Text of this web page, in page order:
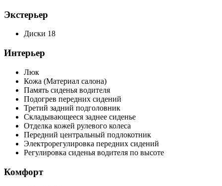
Экстерьер
Диски 18
Интерьер
Люк
Кожа (Материал салона)
Память сиденья водителя
Подогрев передних сидений
Третий задний подголовник
Складывающееся заднее сиденье
Отделка кожей рулевого колеса
Передний центральный подлокотник
Электрорегулировка передних сидений
Регулировка сиденья водителя по высоте
Комфорт